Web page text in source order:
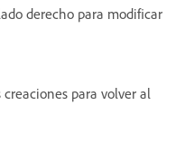
derecho para modificar
para volver al